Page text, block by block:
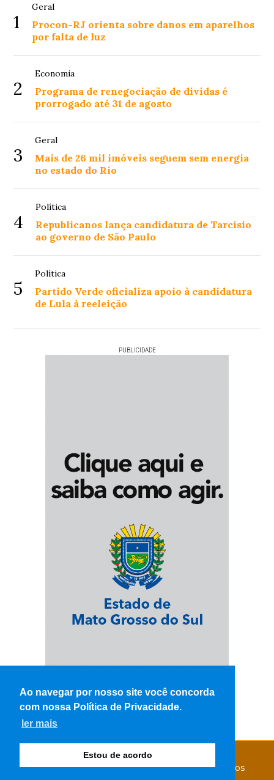
Ao navegar por nosso site você concorda
com nossa Política de Privacidade.
ler mais
Estou de acordo
1
Geral
Procon-RJ orienta sobre danos em aparelhos
por falta de luz
2
Economia
Programa de renegociação de dívidas é
prorrogado até 31 de agosto
3
Geral
Mais de 26 mil imóveis seguem sem energia
no estado do Rio
4
Política
Republicanos lança candidatura de Tarcísio
ao governo de São Paulo
5
Política
Partido Verde oficializa apoio à candidatura
de Lula à reeleição
PUBLICIDADE
© Copyright 2026 - WK Notícias - Todos os direitos